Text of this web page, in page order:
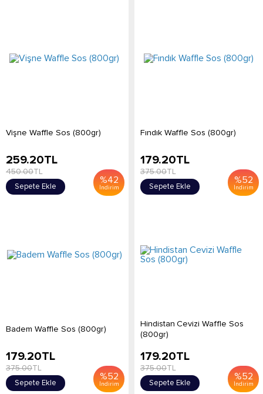
Vişne Waffle Sos (800gr)
%42
İndirim
259.20TL
450.00TL
Sepete Ekle
Fındık Waffle Sos (800gr)
%52
İndirim
179.20TL
375.00TL
Sepete Ekle
Badem Waffle Sos (800gr)
%52
İndirim
179.20TL
375.00TL
Sepete Ekle
Hindistan Cevizi Waffle Sos
(800gr)
%52
İndirim
179.20TL
375.00TL
Sepete Ekle